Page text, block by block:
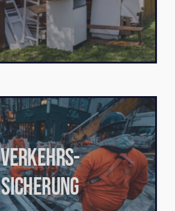
VERKEHRS-
SICHERUNG